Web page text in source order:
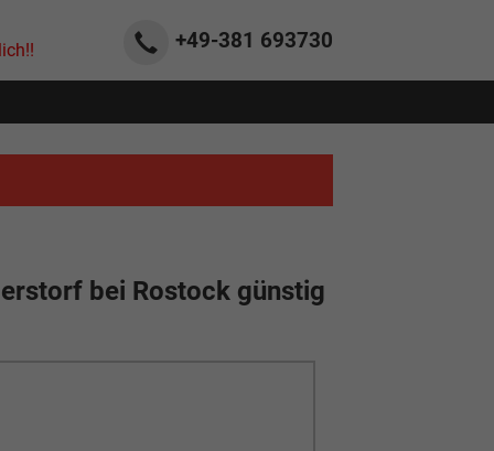
+49-381 693730
bei Rostock günstig